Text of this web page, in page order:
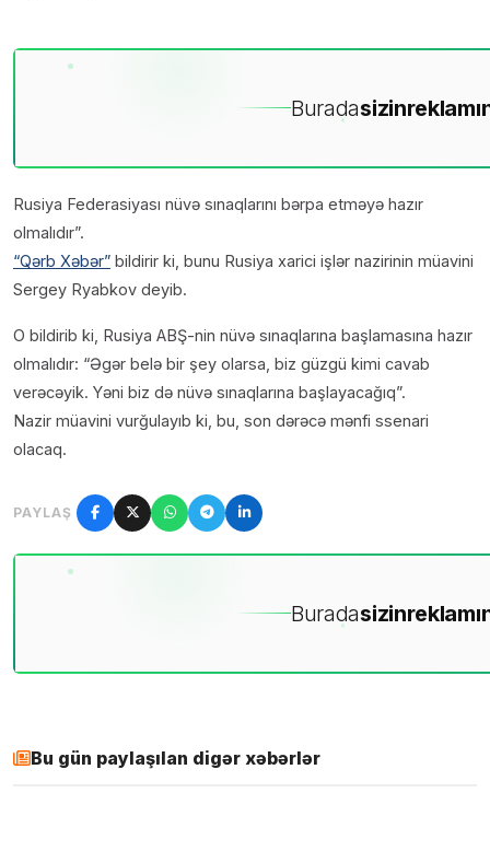
Buradasizin
Rusiya Federasiyası nüvə sınaqlarını bərpa etməyə hazır
olmalıdır”.
“Qərb Xəbər” bildirir ki, bunu Rusiya xarici işlər nazirinin müavini
Sergey Ryabkov deyib.
O bildirib ki, Rusiya ABŞ-nin nüvə sınaqlarına başlamasına hazır
olmalıdır: “Əgər belə bir şey olarsa, biz güzgü kimi cavab
verəcəyik. Yəni biz də nüvə sınaqlarına başlayacağıq”.
Nazir müavini vurğulayıb ki, bu, son dərəcə mənfi ssenari
olacaq.
PAYLAŞ
Buradasizin
Bu gün paylaşılan digər xəbərlər